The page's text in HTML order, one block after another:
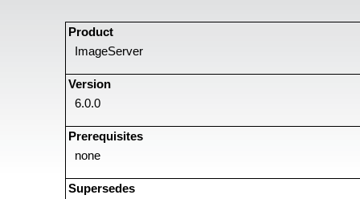
Product
ImageServer
Version
6.0.0
Prerequisites
none
Supersedes